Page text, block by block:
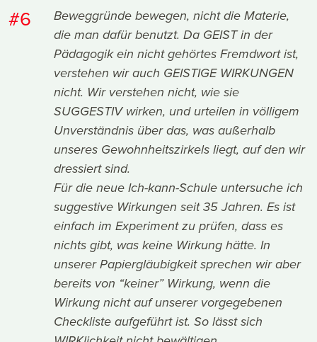
#6
Beweggründe bewegen, nicht die Materie,
die man dafür benutzt. Da GEIST in der
Pädagogik ein nicht gehörtes Fremdwort ist,
verstehen wir auch GEISTIGE WIRKUNGEN
nicht. Wir verstehen nicht, wie sie
SUGGESTIV wirken, und urteilen in völligem
Unverständnis über das, was außerhalb
unseres Gewohnheitszirkels liegt, auf den wir
dressiert sind.
Für die neue Ich-kann-Schule untersuche ich
suggestive Wirkungen seit 35 Jahren. Es ist
einfach im Experiment zu prüfen, dass es
nichts gibt, was keine Wirkung hätte. In
unserer Papiergläubigkeit sprechen wir aber
bereits von “keiner” Wirkung, wenn die
Wirkung nicht auf unserer vorgegebenen
Checkliste aufgeführt ist. So lässt sich